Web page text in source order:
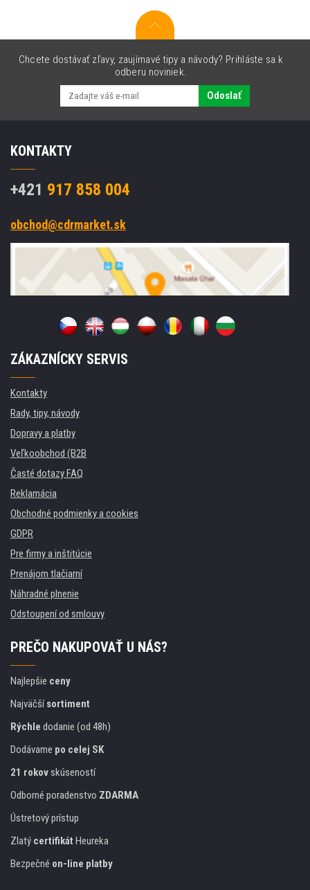
Chcete dostávať zľavy, zaujímavé tipy a návody? Prihláste sa k
odberu noviniek.
Odoslať
KONTAKTY
+421 917 858 004
obchod@cdrmarket.sk
ZÁKAZNÍCKY SERVIS
Kontakty
Rady, tipy, návody
Dopravy a platby
Veľkoobchod (B2B
Časté dotazy FAQ
Reklamácia
Obchodné podmienky a cookies
GDPR
Pre firmy a inštitúcie
Prenájom tlačiarní
Náhradné plnenie
Odstoupení od smlouvy
PREČO NAKUPOVAŤ U NÁS?
Najlepšie ceny
Najväčšísortiment
Rýchle dodanie (od 48h)
Dodávame po celej SK
21 rokovskúseností
Odborné poradenstvo ZDARMA
Ústretový prístup
Zlatý certifikát Heureka
Bezpečné on-line platby